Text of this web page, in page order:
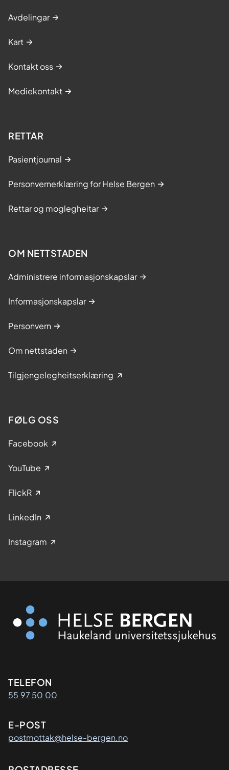
Avdelingar
Kart
Kontakt oss
Mediekontakt
RETTAR
Pasientjournal
Personvernerklæring for Helse Bergen
Rettar og moglegheitar
OM NETTSTADEN
Administrere informasjonskapslar
Informasjonskapslar
Personvern
Om nettstaden
Tilgjengelegheitserklæring
FØLG OSS
Facebook
YouTube
FlickR
LinkedIn
Instagram
Kontaktinformasjon
TELEFON
55 97 50 00
E-POST
postmottak@helse-bergen.no